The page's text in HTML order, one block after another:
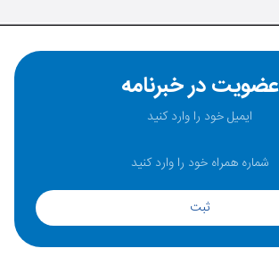
عضویت در خبرنامه
ثبت